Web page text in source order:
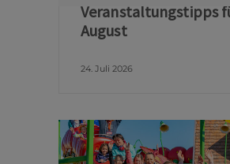
Veranstaltungstipps
August
24. Juli 2026